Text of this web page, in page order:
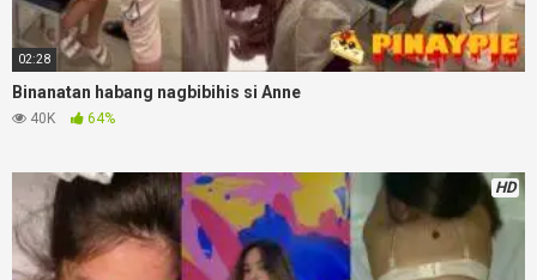
02:28
Binanatan habang nagbibihis si Anne
40K 64%
HD